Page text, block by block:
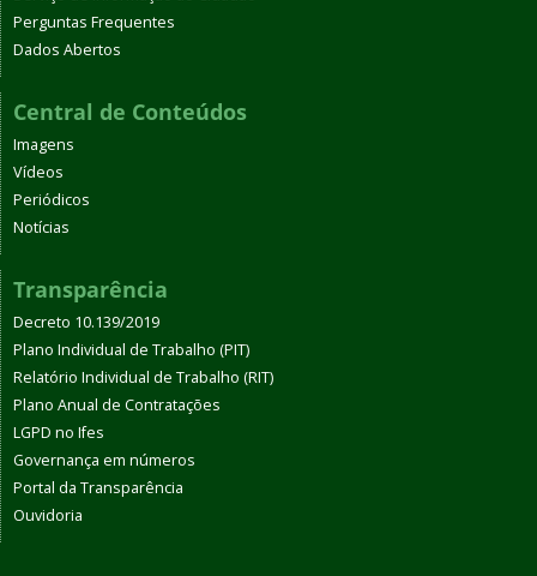
Perguntas Frequentes
Dados Abertos
Central de Conteúdos
Imagens
Vídeos
Periódicos
Notícias
Transparência
Decreto 10.139/2019
Plano Individual de Trabalho (PIT)
Relatório Individual de Trabalho (RIT)
Plano Anual de Contratações
LGPD no Ifes
Governança em números
Portal da Transparência
Ouvidoria